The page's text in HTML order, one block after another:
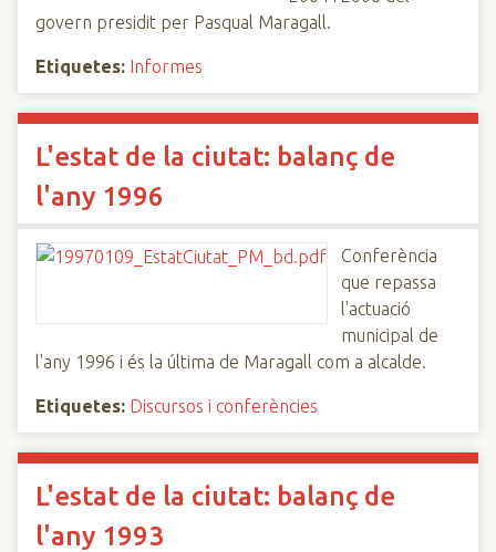
govern presidit per Pasqual Maragall.
Etiquetes: Informes
L'estat de la ciutat: balanç de
l'any 1996
Conferència
que repassa
l'actuació
municipal de
l'any 1996 i és la última de Maragall com a alcalde.
Etiquetes: Discursos i conferències
L'estat de la ciutat: balanç de
l'any 1993